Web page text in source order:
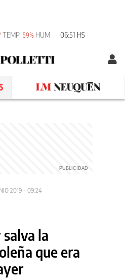
TEMP 59% HUM 06:51 HS
2019 - 09:24
la
que era